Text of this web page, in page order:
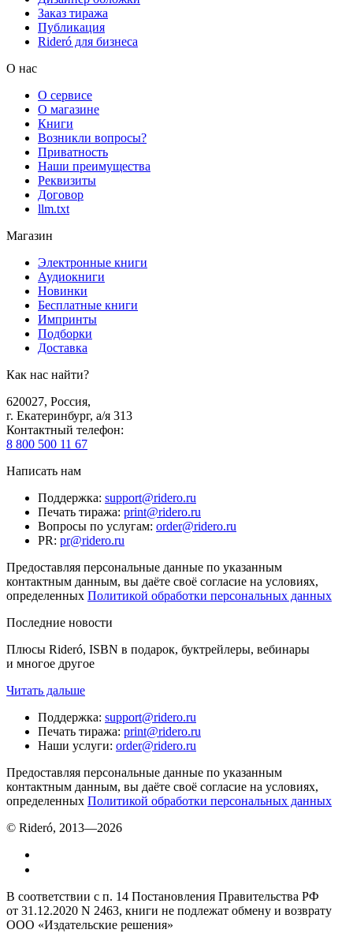
Заказ тиража
Публикация
Rideró для бизнеса
О нас
О сервисе
О магазине
Книги
Возникли вопросы?
Приватность
Наши преимущества
Реквизиты
Договор
llm.txt
Магазин
Электронные книги
Аудиокниги
Новинки
Бесплатные книги
Импринты
Подборки
Доставка
Как нас найти?
620027, Россия,
г. Екатеринбург, а/я 313
Контактный телефон:
8 800 500 11 67
Написать нам
Поддержка: support@ridero.ru
Печать тиража: print@ridero.ru
Вопросы по услугам: order@ridero.ru
PR: pr@ridero.ru
Предоставляя персональные данные по указанным
контактным данным, вы даёте своё согласие на условиях,
определенных Политикой обработки персональных данных
Последние новости
Плюсы Rideró, ISBN в подарок, буктрейлеры, вебинары
и многое другое
Читать дальше
Поддержка: support@ridero.ru
Печать тиража: print@ridero.ru
Наши услуги: order@ridero.ru
Предоставляя персональные данные по указанным
контактным данным, вы даёте своё согласие на условиях,
определенных Политикой обработки персональных данных
© Rideró, 2013—2026
В соответствии с п. 14 Постановления Правительства РФ
от 31.12.2020 N 2463, книги не подлежат обмену и возврату
ООО «Издательские решения»